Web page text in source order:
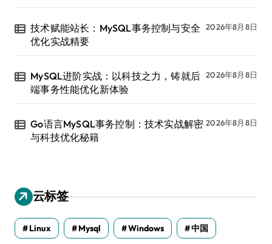
技术赋能站长：MySQL事务控制与安全
优化实战精要
2026年8月8日
MySQL进阶实战：以科技之力，铸就后
端事务性能优化新体验
2026年8月8日
Go语言MySQL事务控制：技术实战解密
与科技优化秘籍
2026年8月8日
云标签
Linux Mysql Windows 中国